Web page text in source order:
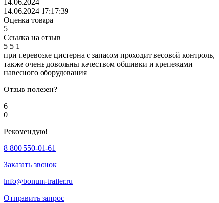
14.06.2024
14.06.2024 17:17:39
Оценка товара
5
Ссылка на отзыв
5 5 1
при перевозке цистерна с запасом проходит весовой контроль,
также очень довольны качеством обшивки и крепежами
навесного оборудования
Отзыв полезен?
6
0
Рекомендую!
8 800 550-01-61
Заказать звонок
info@bonum-trailer.ru
Отправить запрос